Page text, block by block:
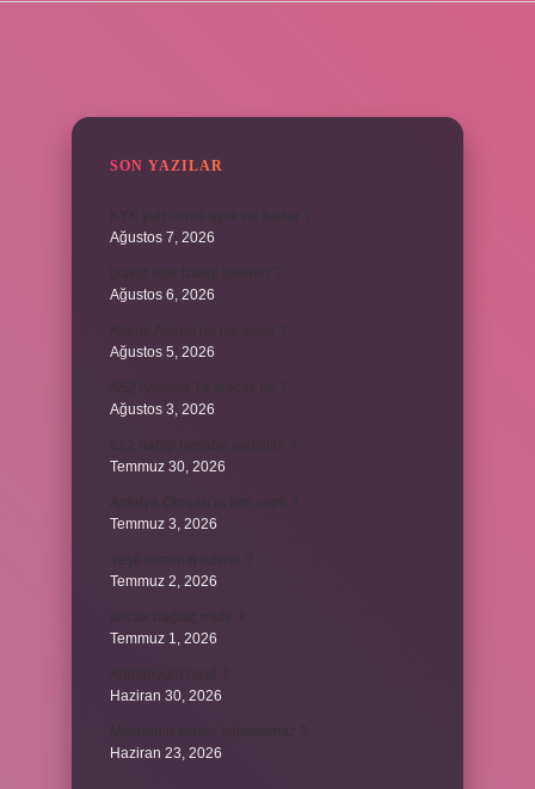
SON YAZILAR
Ağustos 7, 2026
Ağustos 6, 2026
Ağustos 5, 2026
Ağustos 3, 2026
Temmuz 30, 2026
Temmuz 3, 2026
Temmuz 2, 2026
Temmuz 1, 2026
Haziran 30, 2026
Haziran 23, 2026